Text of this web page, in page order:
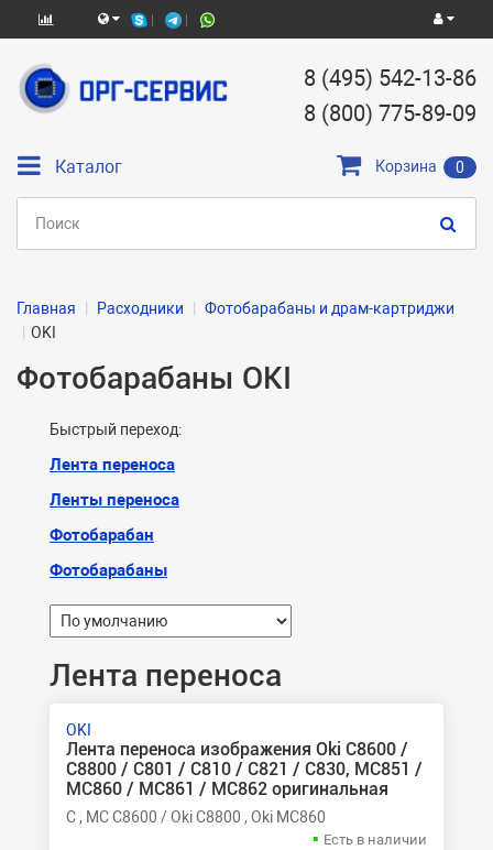
8 (495) 542-13-86
8 (800) 775-89-09
Каталог Корзина 0
Главная Расходники
Фотобарабаны и драм-картриджи
OKI
Фотобарабаны OKI
Быстрый переход:
Лента переноса
Ленты переноса
Фотобарабан
Фотобарабаны
Лента переноса
OKI
Лента переноса изображения Oki C8600 /
C8800 / C801 / C810 / C821 / C830, MC851 /
MC860 / MC861 / MC862 оригинальная
C , MC C8600 / Oki C8800 , Oki MC860
Есть в наличии